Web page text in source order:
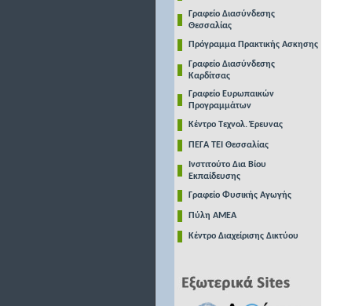
Γραφείο Διασύνδεσης
Θεσσαλίας
Πρόγραμμα Πρακτικής Ασκησης
Γραφείο Διασύνδεσης
Καρδίτσας
Γραφείο Ευρωπαικών
Προγραμμάτων
Κέντρο Τεχνολ. Έρευνας
ΠΕΓΑ ΤΕΙ Θεσσαλίας
Ινστιτούτο Δια Βίου
Εκπαίδευσης
Γραφείο Φυσικής Αγωγής
Πύλη ΑΜΕΑ
Κέντρο Διαχείρισης Δικτύου